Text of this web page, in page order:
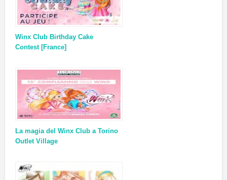
Winx Club Birthday Cake
Contest [France]
La magia del Winx Club a Torino
Outlet Village